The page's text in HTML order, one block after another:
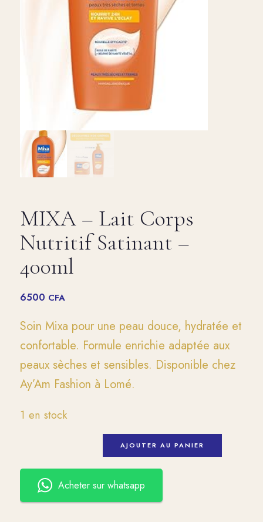
MIXA – Lait Corps
Nutritif Satinant –
400ml
6500 CFA
Soin Mixa pour une peau douce, hydratée et
confortable. Formule enrichie adaptée aux
peaux sèches et sensibles. Disponible chez
Ay’Am Fashion à Lomé.
1 en stock
AJOUTER AU PANIER
Acheter sur whatsapp